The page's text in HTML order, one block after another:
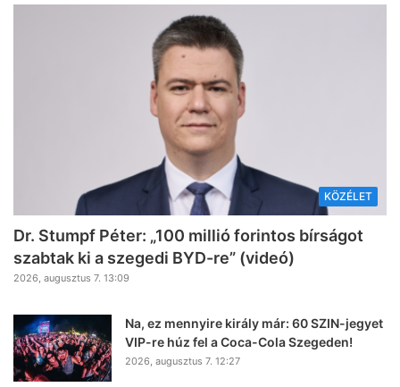
KÖZÉLET
Dr. Stumpf Péter: „100 millió forintos bírságot
szabtak ki a szegedi BYD-re” (videó)
2026, augusztus 7. 13:09
Na, ez mennyire király már: 60 SZIN-jegyet
VIP-re húz fel a Coca-Cola Szegeden!
2026, augusztus 7. 12:27